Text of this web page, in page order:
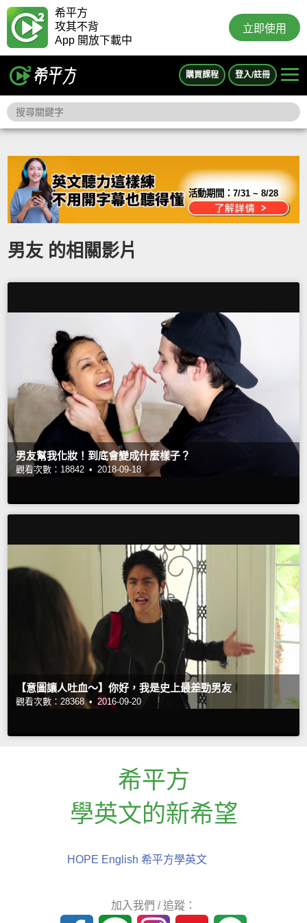
希平方
攻其不背
App 開放下載中
立即使用
購買課程 登入/註冊
活動期間：7/31 ~ 8/28
男友 的相關影片
男友幫我化妝！到底會變成什麼樣子？
觀看次數：18842 • 2018-09-18
【意圖讓人吐血～】你好，我是史上最差勁男友
觀看次數：28368 • 2016-09-20
希平方
學英文的新希望
HOPE English 希平方學英文
加入我們 / 追蹤：